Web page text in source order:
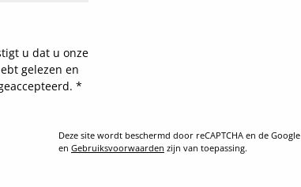
u dat u onze
gelezen en
*
Deze site wordt beschermd door reCAPTCHA en de Google
en Gebruiksvoorwaarden zijn van toepassing.